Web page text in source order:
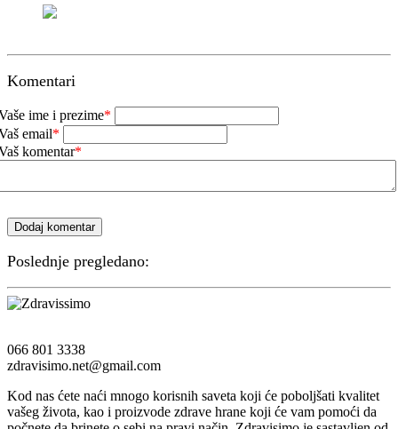
Komentari
ime i prezime*
email*
komentar*
Dodaj komentar
Poslednje pregledano:
066 801 3338
zdravisimo.net@gmail.com
Kod nas ćete naći mnogo korisnih saveta koji će poboljšati kvalitet
vašeg života, kao i proizvode zdrave hrane koji će vam pomoći da